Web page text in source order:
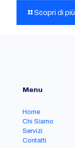
Scopri di più
Menu
Home
Chi Siamo
Servizi
Contatti